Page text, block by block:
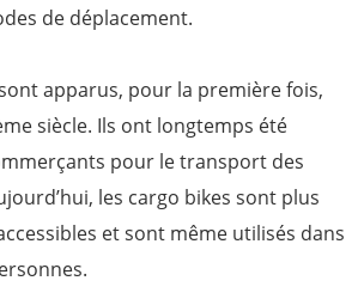
de déplacement.
apparus, pour la première fois,
siècle. Ils ont longtemps été
pour le transport des
les cargo bikes sont plus
et sont même utilisés dans